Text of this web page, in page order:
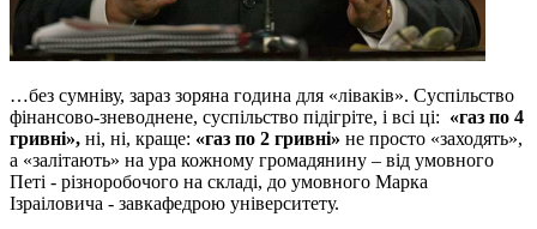
…без сумніву, зараз зоряна година для «ліваків». Суспільство
фінансово-зневоднене, суспільство підігріте, і всі ці: «газ по 4
гривні», ні, ні, краще: «газ по 2 гривні» не просто «заходять»,
а «залітають» на ура кожному громадянину – від умовного
Петі - різноробочого на складі, до умовного Марка
Ізраіловича - завкафедрою університету.